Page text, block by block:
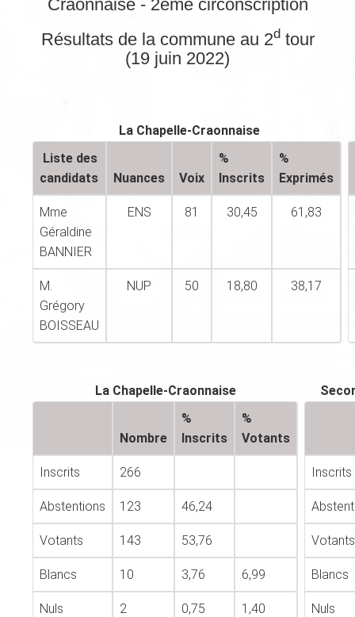
Craonnaise - 2ème circonscription
Résultats de la commune au 2dtour
(19 juin 2022)
La Chapelle-Craonnaise
Liste des
candidats
Nuances Voix
%
Inscrits
%
Exprimés
Mme
Géraldine
BANNIER
ENS 81 30,45 61,83
M.
Grégory
BOISSEAU
NUP 50 18,80 38,17
La Chapelle-Craonnaise
Nombre
%
Inscrits
%
Votants
Inscrits 266
Abstentions 123 46,24
Votants 143 53,76
Blancs 10 3,76 6,99
Nuls 2 0,75 1,40
Inscrits
Votants
Blancs
Nuls